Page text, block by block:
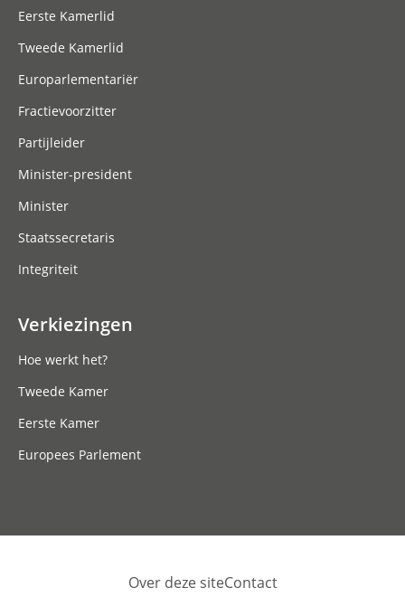
Eerste Kamerlid
Tweede Kamerlid
Europarlementariër
Fractievoorzitter
Partijleider
Minister-president
Minister
Staatssecretaris
Integriteit
Verkiezingen
Hoe werkt het?
Tweede Kamer
Eerste Kamer
Europees Parlement
Over deze siteContact